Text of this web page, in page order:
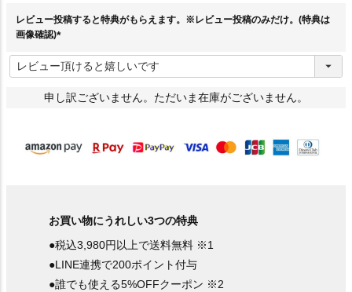
レビュー投稿すると特典がもらえます。※レビュー投稿のみだけ。(特典は
画像確認)
必
須
)
申し訳ございません。ただいま在庫がございません。
お買い物にうれしい3つの特典
●税込3,980円以上で送料無料 ※1
●LINE連携で200ポイント付与
●誰でも使える5%OFFクーポン ※2